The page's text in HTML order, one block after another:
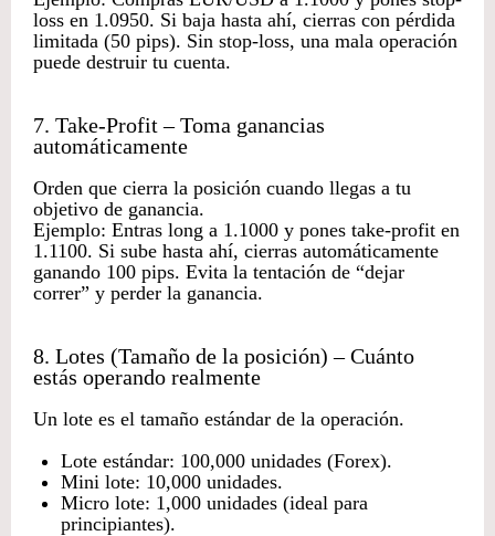
loss en 1.0950. Si baja hasta ahí, cierras con pérdida
limitada (50 pips). Sin stop-loss, una mala operación
puede destruir tu cuenta.
7. Take-Profit – Toma ganancias
automáticamente
Orden que cierra la posición cuando llegas a tu
objetivo de ganancia.
Ejemplo: Entras long a 1.1000 y pones take-profit en
1.1100. Si sube hasta ahí, cierras automáticamente
ganando 100 pips. Evita la tentación de “dejar
correr” y perder la ganancia.
8. Lotes (Tamaño de la posición) – Cuánto
estás operando realmente
Un lote es el tamaño estándar de la operación.
Lote estándar: 100,000 unidades (Forex).
Mini lote: 10,000 unidades.
Micro lote: 1,000 unidades (ideal para
principiantes).